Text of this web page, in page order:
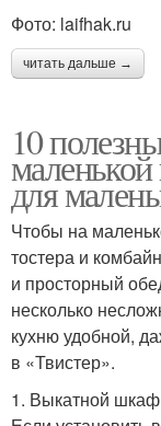
Фото: laifhak.ru
читать дальше →
10
для
Чтобы на
тостера и
и просторный
несколько
кухню удобной,
в «Твистер».
1. Выкатной шкаф